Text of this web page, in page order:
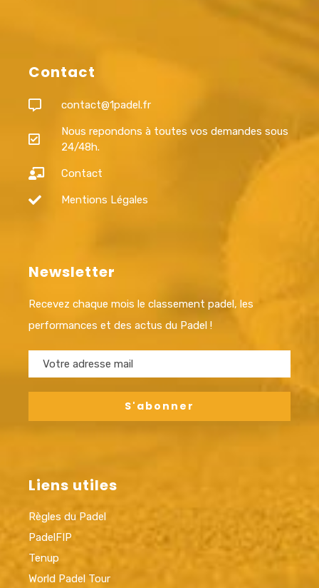
Contact
contact@1padel.fr
Nous repondons à toutes vos demandes sous
24/48h.
Contact
Mentions Légales
Newsletter
Recevez chaque mois le classement padel, les
performances et des actus du Padel !
Liens utiles
Règles du Padel
PadelFIP
Tenup
World Padel Tour